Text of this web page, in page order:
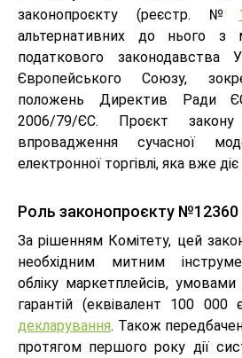
законопроєкту (реєстр. №
альтернативних до нього з
податкового законодавства
Європейського Союзу,
положень Директив Ради
2006/79/ЄС. Проєкт
впровадження сучасної
електронної торгівлі, яка вже
Роль законопроєкту №12360
За рішенням Комітету, цей
необхідним митним
обліку маркетплейсів,
гарантій (еквівалент 100
декларування. Також
протягом першого року дії